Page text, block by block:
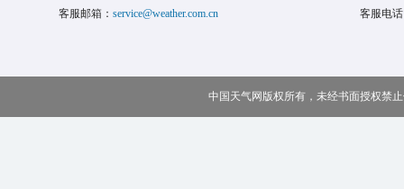
客服邮箱： service@weather.com.cn 客服电
中国天气网版权所有，未经书面授权